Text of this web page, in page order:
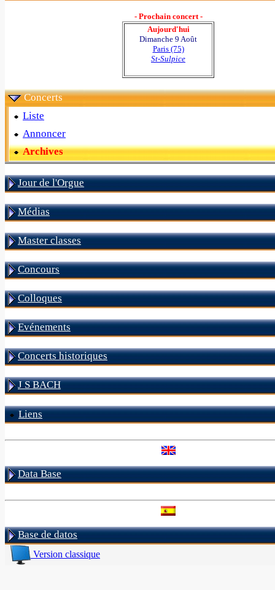
- Prochain concert -
Aujourd'hui
Dimanche 9 Août
Paris (75)
St-Sulpice
Concerts
Liste
Annoncer
Archives
Jour de l'Orgue
Médias
Master classes
Concours
Colloques
Evénements
Concerts historiques
J S BACH
Liens
Data Base
Base de datos
Version classique